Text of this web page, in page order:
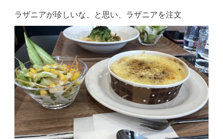
ラザニアが珍しいな、と思い、ラザニアを注文